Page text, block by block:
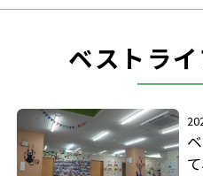
ベストラ